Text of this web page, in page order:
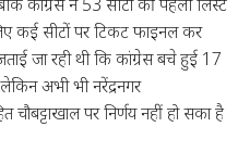
कई सीटों पर टिकट फाइनल कर
जा रही थी कि कांग्रेस बचे हुई 17
अभी भी नरेंद्रनगर
चौबट्टाखाल पर निर्णय नहीं हो सका है